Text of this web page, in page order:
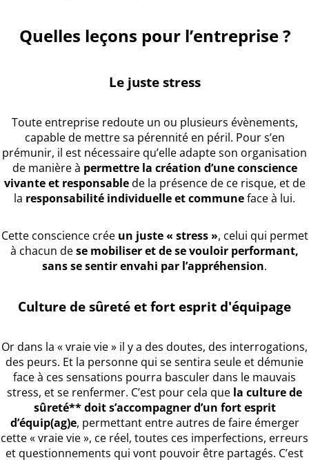
Quelles leçons pour l’entreprise ?
Le juste stress
Toute entreprise redoute un ou plusieurs évènements,
capable de mettre sa pérennité en péril. Pour s’en
prémunir, il est nécessaire qu’elle adapte son organisation
de manière à permettre la création d’une conscience
vivante et responsablede la présence de ce risque, et de
la responsabilité individuelle et communeface à lui.
Cette conscience crée un juste « stress », celui qui permet
à chacun dese mobiliser et de se vouloir performant,
sans se sentir envahi par l’appréhension.
Culture de sûreté et fort esprit d'équipage
Or dans la « vraie vie » il y a des doutes, des interrogations,
des peurs. Et la personne qui se sentira seule et démunie
face à ces sensations pourra basculer dans le mauvais
stress, et se renfermer. C’est pour cela que la culture de
sûreté** doit s’accompagner d’un fort esprit
d’équip(ag)e, permettant entre autres de faire émerger
cette « vraie vie », ce réel, toutes ces imperfections, erreurs
et questionnements qui vont pouvoir être partagés. C’est